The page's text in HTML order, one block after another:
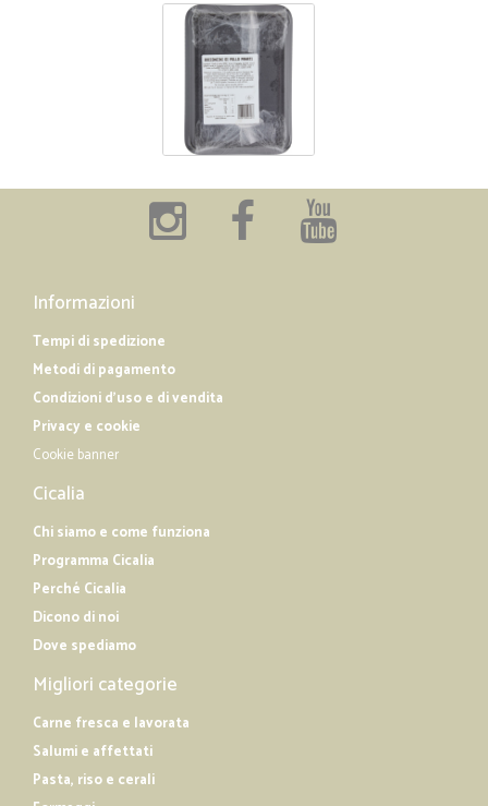
Informazioni
Tempi di spedizione
Metodi di pagamento
Condizioni d'uso e di vendita
Privacy e cookie
Cookie banner
Cicalia
Chi siamo e come funziona
Programma Cicalia
Perché Cicalia
Dicono di noi
Dove spediamo
Migliori categorie
Carne fresca e lavorata
Salumi e affettati
Pasta, riso e cerali